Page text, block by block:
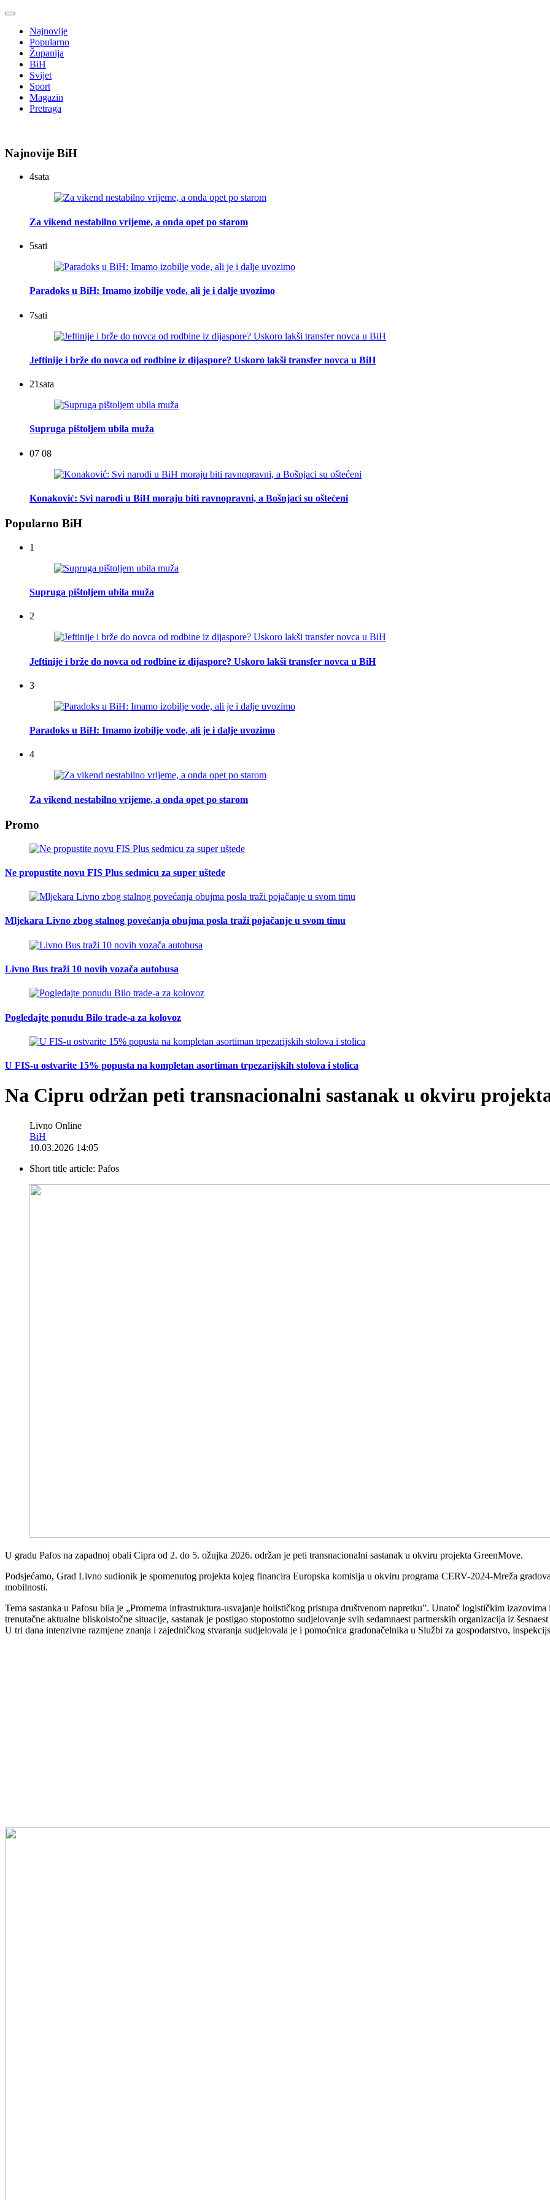
Najnovije
Popularno
Županija
BiH
Svijet
Sport
Magazin
Pretraga
Najnovije BiH
4sata
Za vikend nestabilno vrijeme, a onda opet po starom
5sati
Paradoks u BiH: Imamo izobilje vode, ali je i dalje uvozimo
7sati
Jeftinije i brže do novca od rodbine iz dijaspore? Uskoro lakši transfer novca u BiH
21sata
Supruga pištoljem ubila muža
07 08
Konaković: Svi narodi u BiH moraju biti ravnopravni, a Bošnjaci su oštećeni
Popularno BiH
1
Supruga pištoljem ubila muža
2
Jeftinije i brže do novca od rodbine iz dijaspore? Uskoro lakši transfer novca u BiH
3
Paradoks u BiH: Imamo izobilje vode, ali je i dalje uvozimo
4
Za vikend nestabilno vrijeme, a onda opet po starom
Promo
Ne propustite novu FIS Plus sedmicu za super uštede
Mljekara Livno zbog stalnog povećanja obujma posla traži pojačanje u svom timu
Livno Bus traži 10 novih vozača autobusa
Pogledajte ponudu Bilo trade-a za kolovoz
U FIS-u ostvarite 15% popusta na kompletan asortiman trpezarijskih stolova i stolica
Na Cipru održan peti transnacionalni sastanak u okviru
Livno Online
BiH
10.03.2026 14:05
Short title article: Pafos
U gradu Pafos na zapadnoj obali Cipra od 2. do 5. ožujka 2026. održan je peti transnacionalni sastanak u okviru projekta GreenMove.
Podsjećamo, Grad Livno sudionik je spomenutog projekta kojeg financira Europska komisija u okviru programa CERV-2024-Mreža
mobilnosti.
Tema sastanka u Pafosu bila je „Prometna infrastruktura-usvajanje holističkog pristupa društvenom napretku”. Unatoč logističkim
trenutačne aktualne bliskoistočne situacije, sastanak je postigao stopostotno sudjelovanje svih sedamnaest partnerskih organizacija iz
U tri dana intenzivne razmjene znanja i zajedničkog stvaranja sudjelovala je i pomoćnica gradonačelnika u Službi za gospodarstvo,